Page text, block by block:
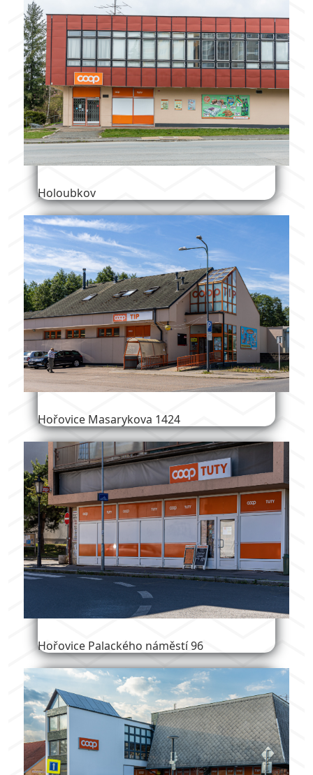
Holoubkov
Hořovice Masarykova 1424
Hořovice Palackého náměstí 96